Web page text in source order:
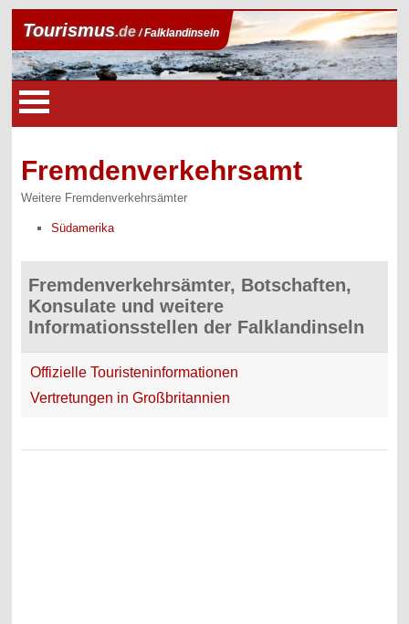
Tourismus.de/ Falklandinseln
Fremdenverkehrsamt
Weitere Fremdenverkehrsämter
Südamerika
Fremdenverkehrsämter, Botschaften,
Konsulate und weitere
Informationsstellen der Falklandinseln
Offizielle Touristeninformationen
Vertretungen in Großbritannien